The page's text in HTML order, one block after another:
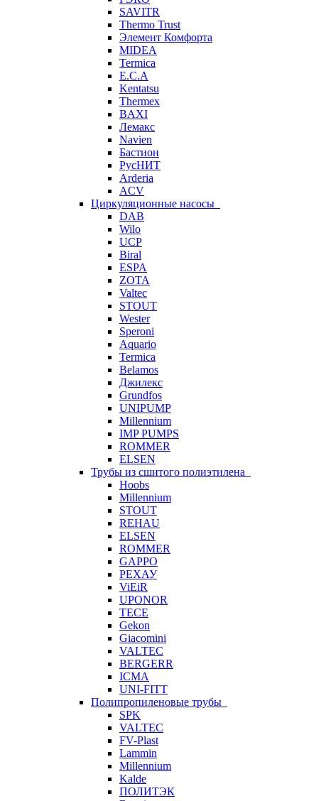
SAVITR
Thermo Trust
Элемент Комфорта
MIDEA
Termica
E.C.A
Kentatsu
Thermex
BAXI
Лемакс
Navien
Бастион
РусНИТ
Arderia
ACV
Циркуляционные насосы
DAB
Wilo
UCP
Biral
ESPA
ZOTA
Valtec
STOUT
Wester
Speroni
Aquario
Termica
Belamos
Джилекс
Grundfos
UNIPUMP
Millennium
IMP PUMPS
ROMMER
ELSEN
Трубы из сшитого полиэтилена
Hoobs
Millennium
STOUT
REHAU
ELSEN
ROMMER
GAPPO
РЕХАУ
ViEiR
UPONOR
TECE
Gekon
Giacomini
VALTEC
BERGERR
ICMA
UNI-FITT
Полипропиленовые трубы
SPK
VALTEC
FV-Plast
Lammin
Millennium
Kalde
ПОЛИТЭК